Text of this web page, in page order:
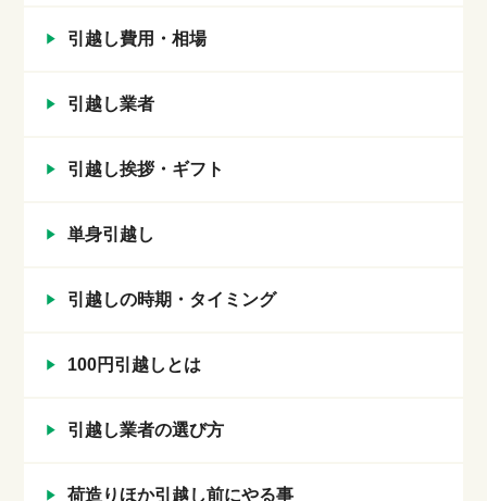
引越し費用・相場
引越し業者
引越し挨拶・ギフト
単身引越し
引越しの時期・タイミング
100円引越しとは
引越し業者の選び方
荷造りほか引越し前にやる事